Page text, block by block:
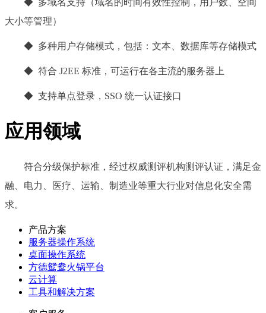
◆ 多域名支持（域名的时间有效性控制，用户数、空间
大小等管理）
◆ 多种用户存储模式，包括：文本、数据库等存储模式
◆ 符合 J2EE 标准，可运行在各主流的服务器上
◆ 支持单点登录，SSO 统一认证接口
应用领域
符合分级保护标准，经过权威测评机构测评认证，满足金
融、电力、医疗、运输、制造业等重大行业对信息化安全需
求。
产品方案
服务器操作系统
桌面操作系统
方德鸳鸯火锅平台
云计算
工具和解决方案